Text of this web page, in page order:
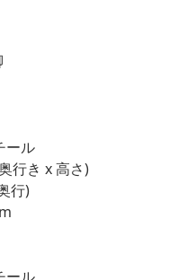
ール
行き x 高さ)
行)